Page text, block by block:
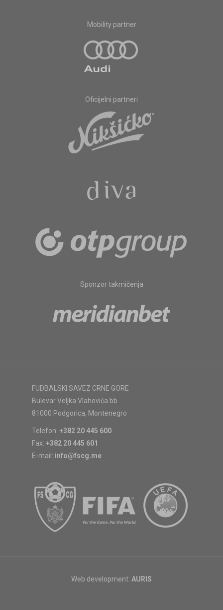
Mobility partner
Oficijelni partneri
Sponzor takmičenja
FUDBALSKI SAVEZ CRNE GORE
Bulevar Veljka Vlahovića bb
81000 Podgorica, Montenegro
Telefon: +382 20 445 600
Fax: +382 20 445 601
E-mail: info@fscg.me
Web development: AURIS